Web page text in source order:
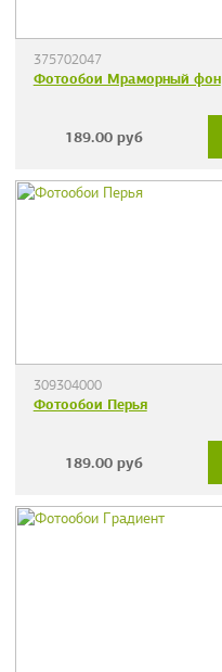
375702047
Фотообои Мраморный фон
189.00 руб
309304000
Фотообои Перья
189.00 руб